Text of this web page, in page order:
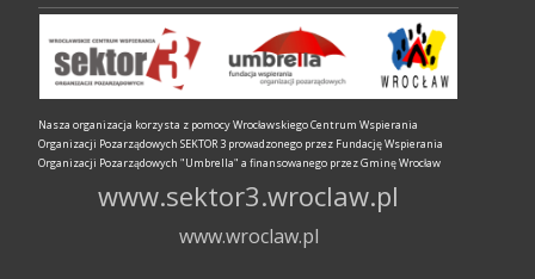
Nasza organizacja korzysta z pomocy Wrocławskiego Centrum Wspierania
Organizacji Pozarządowych SEKTOR 3 prowadzonego przez Fundację Wspierania
Organizacji Pozarządowych "Umbrella" a finansowanego przez Gminę Wrocław
www.sektor3.wroclaw.pl
www.wroclaw.pl